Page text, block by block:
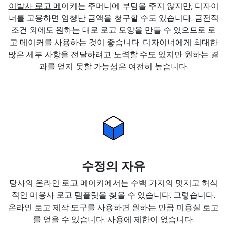
이발사 로고 메이커는 주머니에 부담을 주지 않지만, 디자이
너를 고용하면 엄청난 금액을 청구할 수도 있습니다. 금전적
조건 외에도 원하는 대로 로고 모양을 만들 수 있으므로 로
고 메이커를 사용하는 것이 좋습니다. 디자이너에게 최대한
많은 세부 사항을 전달하려고 노력할 수도 있지만 원하는 결
과를 얻지 못할 가능성은 여전히 높습니다.
수정의 자유
당사의 온라인 로고 메이커에서는 수백 가지의 멋지고 허식
적인 미용사 로고 템플릿을 찾을 수 있습니다. 그렇습니다.
온라인 로고 제작 도구를 사용하면 원하는 만큼 미용실 로고
를 얻을 수 있습니다. 사용에 제한이 없습니다.